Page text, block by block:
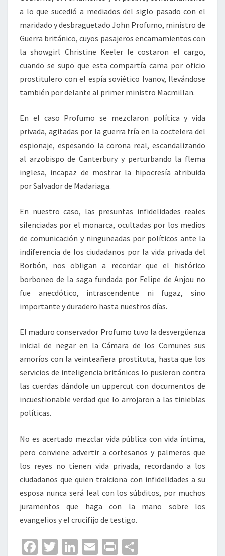
a lo que sucedió a mediados del siglo pasado con el
maridado y desbraguetado John Profumo, ministro de
Guerra británico, cuyos pasajeros encamamientos con
la showgirl Christine Keeler le costaron el cargo,
cuando se supo que esta compartía cama por oficio
prostitulero con el espía soviético Ivanov, llevándose
también por delante al primer ministro Macmillan.
En el caso Profumo se mezclaron política y vida
privada, agitadas por la guerra fría en la coctelera del
espionaje, espesando la corona real, escandalizando
al arzobispo de Canterbury y perturbando la flema
inglesa, incapaz de mostrar la hipocresía atribuida
por Salvador de Madariaga.
En nuestro caso, las presuntas infidelidades reales
silenciadas por el monarca, ocultadas por los medios
de comunicación y ninguneadas por políticos ante la
indiferencia de los ciudadanos por la vida privada del
Borbón, nos obligan a recordar que el histórico
borboneo de la saga fundada por Felipe de Anjou no
fue anecdótico, intrascendente ni fugaz, sino
importante y duradero hasta nuestros días.
El maduro conservador Profumo tuvo la desvergüenza
inicial de negar en la Cámara de los Comunes sus
amoríos con la veinteañera prostituta, hasta que los
servicios de inteligencia británicos lo pusieron contra
las cuerdas dándole un uppercut con documentos de
incuestionable verdad que lo arrojaron a las tinieblas
políticas.
No es acertado mezclar vida pública con vida íntima,
pero conviene advertir a cortesanos y palmeros que
los reyes no tienen vida privada, recordando a los
ciudadanos que quien traiciona con infidelidades a su
esposa nunca será leal con los súbditos, por muchos
juramentos que haga con la mano sobre los
evangelios y el crucifijo de testigo.
Fa T
Li
E
Pr